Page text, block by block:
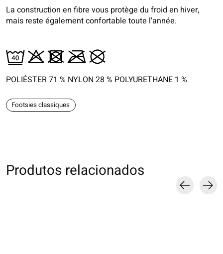
La construction en fibre vous protège du froid en hiver,
mais reste également confortable toute l'année.
POLIÉSTER 71 % NYLON 28 % POLYURETHANE 1 %
Footsies classiques
Produtos relacionados